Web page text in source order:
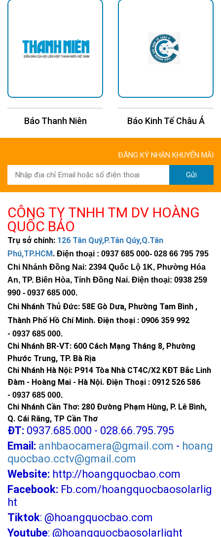
Thông số kỹ thuật
Đèn năng lượng mặt trời cao cấp 250W
Tấm Pin polysilicon 5V 50W thời gian sử dụng 25 năm.
năm.
ĐÈN: SMD, 1800lumen
Báo Kinh Tế Châu Á Báo 24H
ĐĂNG KÝ NHẬN KHUYẾN MÃI
Gửi
CÔNG TY TNHH TM DV HOÀNG
QUỐC BẢO
Trụ sở chính: 126 Tân Quý,P.Tân Qúy,Q.Tân
Phú,TP.HCM. Điện thoại : 0937 685 000- 028 66 795 795
Chi Nhánh Đồng Nai: 2394 Quốc Lộ 1K, Phường Hóa
An, TP. Biên Hòa, Tỉnh Đồng Nai. Điện thoại: 0938 259
990 - 0937 685 000.
Chi Nhánh Thủ Đức: 58E Gò Dưa, Phường Tam Bình ,
Thành Phố Hồ Chí Minh. Điện thoại : 0906 359 992
- 0937 685 000.
Chi Nhánh BR-VT: 600 Cách Mạng Tháng 8, Phường
Phước Trung, TP. Bà Rịa
Chi Nhánh Hà Nội: P914 Tòa Nhà CT4C/X2 KĐT Bắc Linh
Đàm - Hoàng Mai - Hà Nội. Điện Thoại : 0912 526 586
- 0937 685 000.
Chi Nhánh Cần Thơ: 280 Đường Phạm Hùng, P. Lê Bình,
Q. Cái Răng, TP Cần Thơ
ĐT: 0937.685.000 - 028.66.795.795
Email: anhbaocamera@gmail.com - hoang
quocbao.cctv@gmail.com
Website: http://hoangquocbao.com
Facebook: Fb.com/hoangquocbaosolarlig
ht
Tiktok: @hoangquocbao.com
Youtube: @hoangquocbaosolarlight